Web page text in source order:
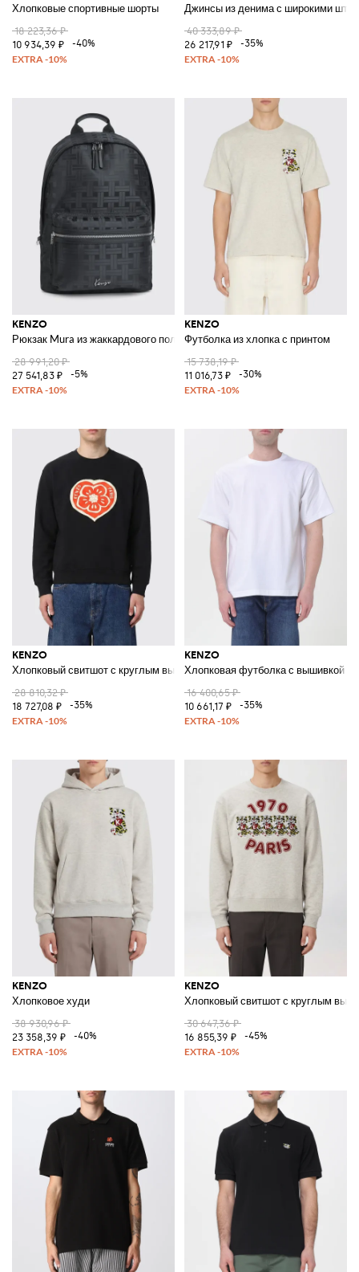
Хлопковые спортивные шорты
18 223,36 ₽
10 934,39 ₽
-40%
Джинсы из денима с широкими
40 333,89 ₽
26 217,91 ₽
-35%
KENZO
Рюкзак Mura из жаккардового полиэстера
28 991,20 ₽
27 541,83 ₽
-5%
KENZO
Футболка из хлопка с принтом
15 738,19 ₽
11 016,73 ₽
-30%
KENZO
Хлопковый свитшот с круглым вырезом и логотипом
28 810,32 ₽
18 727,08 ₽
-35%
KENZO
Хлопковая футболка с вышивкой
16 400,65 ₽
10 661,17 ₽
-35%
KENZO
Хлопковое худи
38 930,96 ₽
23 358,39 ₽
-40%
KENZO
Хлопковый свитшот с круглым
30 647,36 ₽
16 855,39 ₽
-45%